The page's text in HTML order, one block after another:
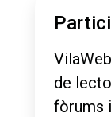
de
fòrums